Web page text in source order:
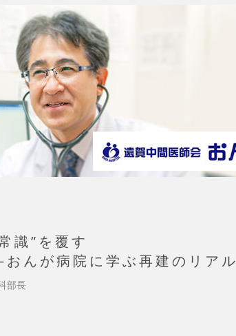
識”を覆す
んが病院に学ぶ再建のリアル
部長